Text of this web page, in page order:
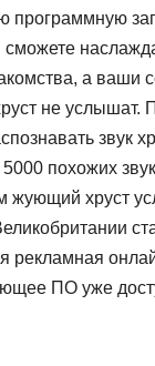
программную
а ваши
не услышат.
звук
похожих
жующий хруст
рекламная
ПО уже